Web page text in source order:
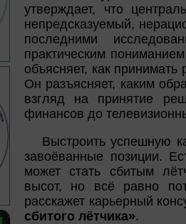
утверждает, что
непредсказуемый,
последними
практическим
объясняет, как
Он разъясняет, каким
взгляд на принятие
финансов до
Выстроить успешную
завоёванные позиции.
может стать сбитым
высот, но всё равно
расскажет карьерный
сбитого лётчика».